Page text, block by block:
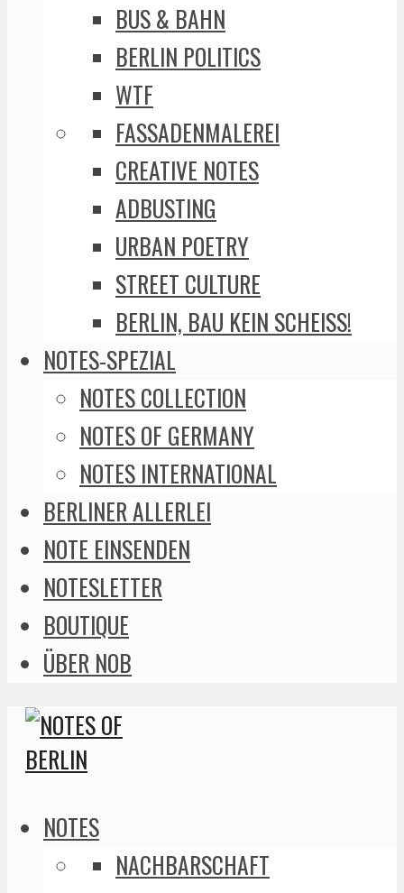
BUS & BAHN
BERLIN POLITICS
WTF
FASSADENMALEREI
CREATIVE NOTES
ADBUSTING
URBAN POETRY
STREET CULTURE
BERLIN, BAU KEIN SCHEISS!
NOTES-SPEZIAL
NOTES COLLECTION
NOTES OF GERMANY
NOTES INTERNATIONAL
BERLINER ALLERLEI
NOTE EINSENDEN
NOTESLETTER
BOUTIQUE
ÜBER NOB
NOTES
NACHBARSCHAFT